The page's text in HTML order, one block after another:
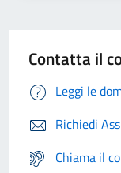
Contatta il
Leggi le
Richiedi
Chiama il